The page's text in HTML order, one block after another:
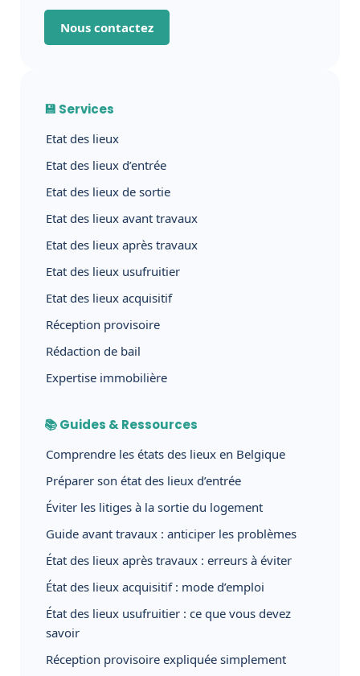
Nous contactez
💾 Services
Etat des lieux
Etat des lieux d’entrée
Etat des lieux de sortie
Etat des lieux avant travaux
Etat des lieux après travaux
Etat des lieux usufruitier
Etat des lieux acquisitif
Réception provisoire
Rédaction de bail
Expertise immobilière
📚 Guides & Ressources
Comprendre les états des lieux en Belgique
Préparer son état des lieux d’entrée
Éviter les litiges à la sortie du logement
Guide avant travaux : anticiper les problèmes
État des lieux après travaux : erreurs à éviter
État des lieux acquisitif : mode d’emploi
État des lieux usufruitier : ce que vous devez
savoir
Réception provisoire expliquée simplement